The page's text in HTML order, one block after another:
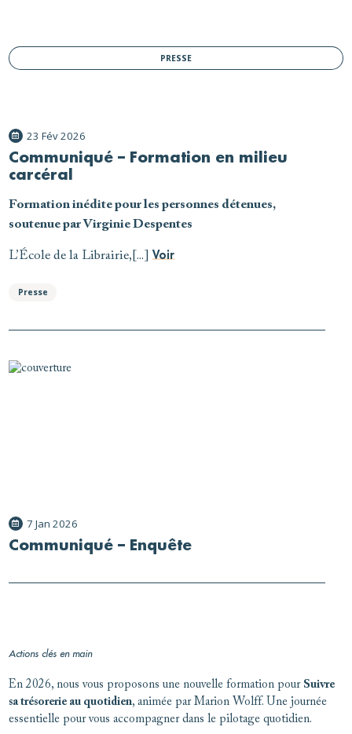
PRESSE
23 Fév 2026
Communiqué – Formation en milieu
carcéral
Formation inédite pour les personnes détenues,
soutenue par Virginie Despentes
L’École de la Librairie,[...]Voir
Presse
7 Jan 2026
Communiqué – Enquête
Actions clés en main
En 2026, nous vous proposons une nouvelle formation pour Suivre
sa trésorerie au quotidien, animée par Marion Wolff. Une journée
essentielle pour vous accompagner dans le pilotage quotidien.